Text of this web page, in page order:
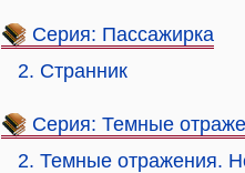
Серия: Пассажирка
2. Странник
Серия: Темные
2. Темные отражения.